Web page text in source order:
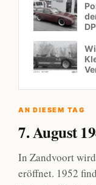
AN DIESEM TAG
7. August
In Zandvoort
eröffnet. 1952